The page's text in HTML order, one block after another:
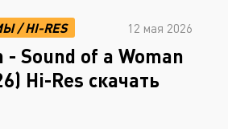
/HI-RES 12 мая 2026
- Sound of a Woman
Hi-Res скачать